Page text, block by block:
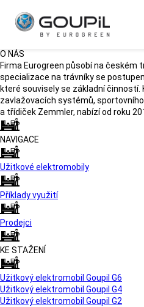
Hestra
O NÁS
Firma Eurogreen působí na českém
specializace na trávníky se
které souvisely se základní
zavlažovacích systémů,
a třídiček Zemmler, nabízí od roku
NAVIGACE
Užitkové elektromobily
Příklady využití
Prodejci
KE STAŽENÍ
Užitkový elektromobil Goupil G6
Užitkový elektromobil Goupil G4
Užitkový elektromobil Goupil G2